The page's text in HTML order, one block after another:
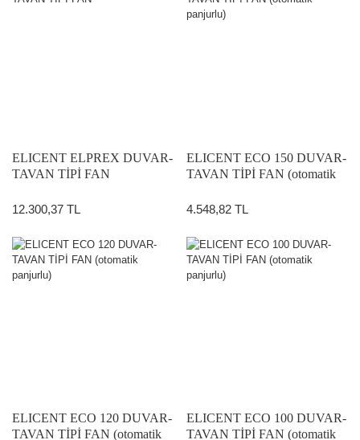
ELICENT ELPREX DUVAR-
TAVAN TİPİ FAN
12.300,37 TL
ELICENT ECO 150 DUVAR-
TAVAN TİPİ FAN (otomatik
4.548,82 TL
ELICENT ECO 120 DUVAR-
TAVAN TİPİ FAN (otomatik
ELICENT ECO 100 DUVAR-
TAVAN TİPİ FAN (otomatik